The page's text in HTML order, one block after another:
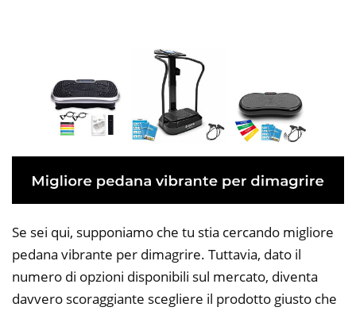
Se sei qui, supponiamo che tu stia cercando migliore
pedana vibrante per dimagrire. Tuttavia, dato il
numero di opzioni disponibili sul mercato, diventa
davvero scoraggiante scegliere il prodotto giusto che